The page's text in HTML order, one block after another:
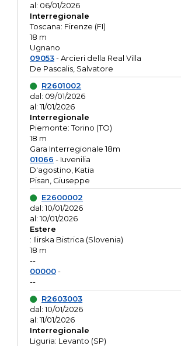
al: 06/01/2026
Interregionale
Toscana: Firenze (FI)
18 m
Ugnano
09053- Arcieri della Real Villa
De Pascalis, Salvatore
R2601002
dal: 09/01/2026
al: 11/01/2026
Interregionale
Piemonte: Torino (TO)
18 m
Gara Interregionale 18m
01066 - Iuvenilia
D'agostino, Katia
Pisan, Giuseppe
E2600002
dal: 10/01/2026
al: 10/01/2026
Estere
: Ilirska Bistrica (Slovenia)
18 m
--
00000-
--
R2603003
dal: 10/01/2026
al: 11/01/2026
Interregionale
Liguria: Levanto (SP)